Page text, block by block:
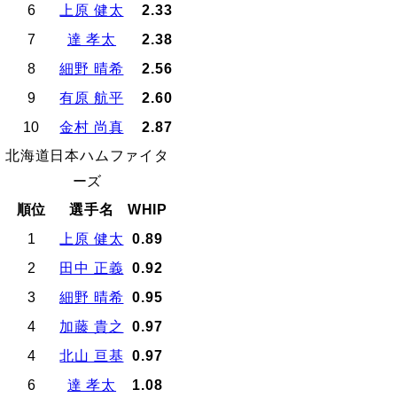
6
上原 健太
2.33
7
達 孝太
2.38
8
細野 晴希
2.56
9
有原 航平
2.60
10
金村 尚真
2.87
北海道日本ハムファイタ
ーズ
順位
選手名
WHIP
1
上原 健太
0.89
2
田中 正義
0.92
3
細野 晴希
0.95
4
加藤 貴之
0.97
4
北山 亘基
0.97
6
達 孝太 1.08